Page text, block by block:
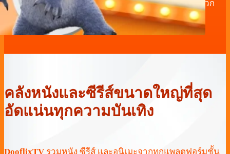
คุณได้ดูทุกวันก่อนใคร หมวดหมู่จัดเรียงง่าย ค้นหาสะดวก
ไม่ต้องเสียเวลาหาเรื่องที่อยากดู
คลังหนังและซีรีส์ขนาดใหญ่ที่สุด
อัดแน่นทุกความบันเทิง
DooflixTV รวมหนัง ซีรีส์ และอนิเมะจากทุกแพลตฟอร์มชั้น